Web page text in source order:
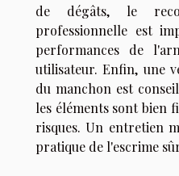
de dégâts, le
professionnelle est
performances de
utilisateur. Enfin, une
du manchon est
les éléments sont bien
risques. Un entretien
pratique de l'escrime